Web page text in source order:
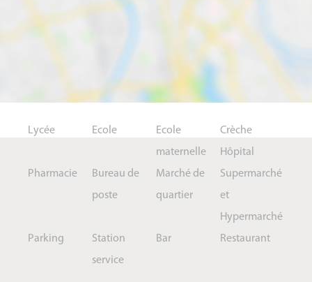
Lycée Ecole
Ecole
maternelle
Crèche
Hôpital
Pharmacie
Bureau de
poste
Marché de
quartier
Supermarché
et
Hypermarché
Parking
Station
service
Bar Restaurant